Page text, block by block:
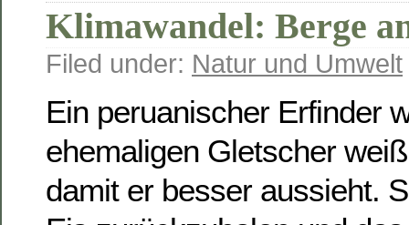
Klimawandel: Berge
Filed under: Natur und Umwelt
Ein peruanischer Erfinder
ehemaligen Gletscher
damit er besser aussieht.